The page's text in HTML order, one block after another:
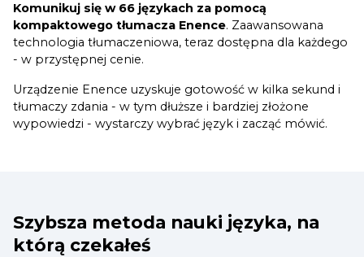
Komunikuj się w 66 językach za pomocą
kompaktowego tłumacza Enence. Zaawansowana
technologia tłumaczeniowa, teraz dostępna dla każdego
- w przystępnej cenie.
Urządzenie Enence uzyskuje gotowość w kilka sekund i
tłumaczy zdania - w tym dłuższe i bardziej złożone
wypowiedzi - wystarczy wybrać język i zacząć mówić.
Szybsza metoda nauki języka, na
którą czekałeś